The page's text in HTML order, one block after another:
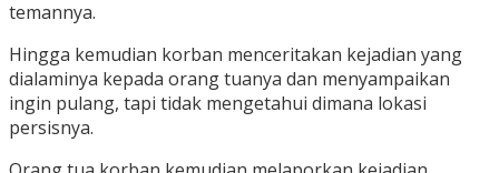
temannya.
Hingga kemudian korban menceritakan kejadian yang
dialaminya kepada orang tuanya dan menyampaikan
ingin pulang, tapi tidak mengetahui dimana lokasi
persisnya.